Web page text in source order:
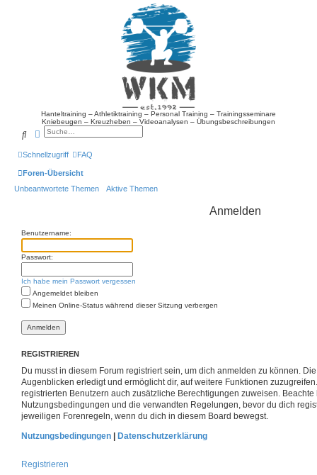
Hanteltraining – Athletiktraining – Personal Training – Trainingsseminare
Kniebeugen – Kreuzheben – Videoanalysen – Übungsbeschreibungen
SucheErweiterte Suche
Schnellzugriff FAQ
Foren-Übersicht
Unbeantwortete Themen
Aktive Themen
Anmelden
Benutzername:
Passwort:
Ich habe mein Passwort vergessen
Angemeldet bleiben
Meinen Online-Status während dieser Sitzung verbergen
REGISTRIEREN
Du musst in diesem Forum registriert sein, um dich anmelden zu können.
Augenblicken erledigt und ermöglicht dir, auf weitere Funktionen
registrierten Benutzern auch zusätzliche Berechtigungen zuweisen. Beachte
Nutzungsbedingungen und die verwandten Regelungen, bevor du dich
jeweiligen Forenregeln, wenn du dich in diesem Board bewegst.
Nutzungsbedingungen | Datenschutzerklärung
Registrieren